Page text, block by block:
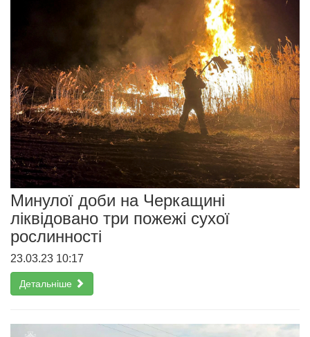
Минулої доби на Черкащині
ліквідовано три пожежі сухої
рослинності
23.03.23 10:17
Детальніше